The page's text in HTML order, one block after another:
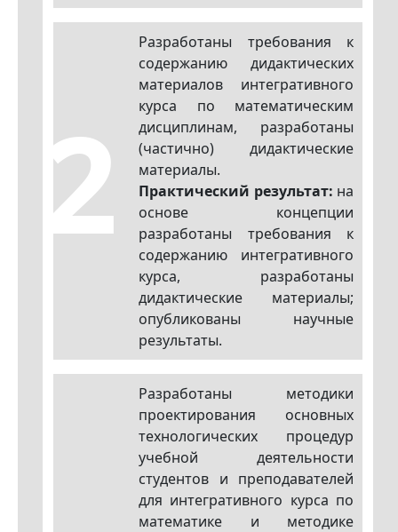
2
Разработаны требования к
содержанию дидактических
материалов интегративного
курса по математическим
дисциплинам, разработаны
(частично) дидактические
материалы.
Практический результат: на
основе концепции
разработаны требования к
содержанию интегративного
курса, разработаны
дидактические материалы;
опубликованы научные
результаты.
Разработаны методики
проектирования основных
технологических процедур
учебной деятельности
студентов и преподавателей
для интегративного курса по
математике и методике